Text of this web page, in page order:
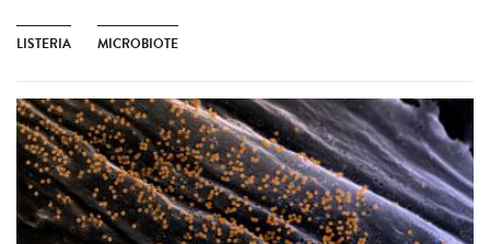
LISTERIA MICROBIOTE